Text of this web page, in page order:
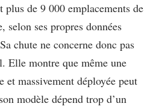
de 9 000 emplacements de
selon ses propres données
chute ne concerne donc pas
Elle montre que même une
et massivement déployée peut
modèle dépend trop d’un